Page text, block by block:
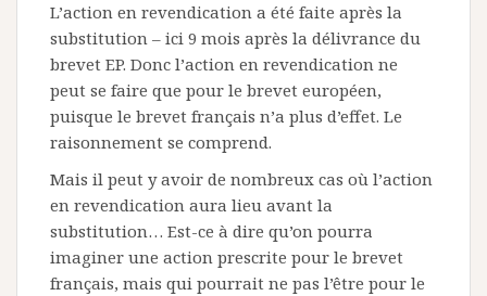
L’action en revendication a été faite après la
substitution – ici 9 mois après la délivrance du
brevet EP. Donc l’action en revendication ne
peut se faire que pour le brevet européen,
puisque le brevet français n’a plus d’effet. Le
raisonnement se comprend.
Mais il peut y avoir de nombreux cas où l’action
en revendication aura lieu avant la
substitution… Est-ce à dire qu’on pourra
imaginer une action prescrite pour le brevet
français, mais qui pourrait ne pas l’être pour le